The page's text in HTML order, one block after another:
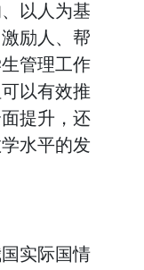
以人为基
励人、帮
管理工作
以有效推
提升，还
水平的发
实际国情